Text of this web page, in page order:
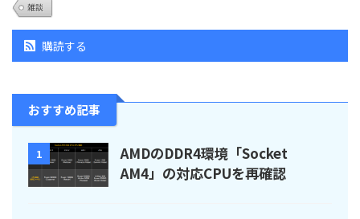
雑談
購読する
おすすめ記事
1
AMDのDDR4環境「Socket
AM4」の対応CPUを再確認